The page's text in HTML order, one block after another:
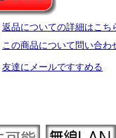
返品についての詳細はこち
この商品について問い合わ
友達にメールですすめる